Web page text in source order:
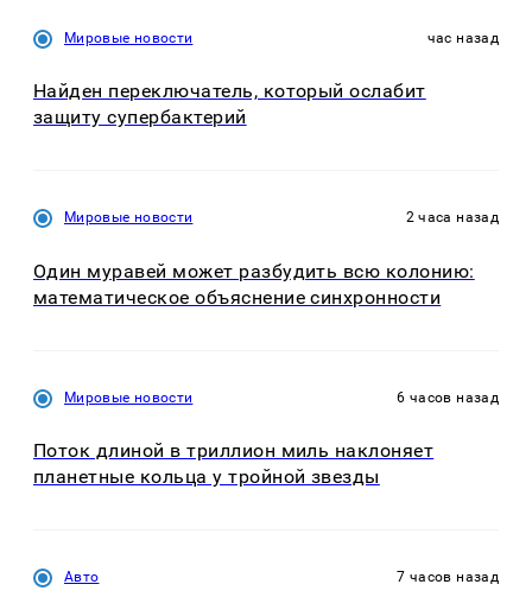
Мировые новости час назад
Найден переключатель, который ослабит
защиту супербактерий
Мировые новости 2 часа назад
Один муравей может разбудить всю колонию:
математическое объяснение синхронности
Мировые новости 6 часов назад
Поток длиной в триллион миль наклоняет
планетные кольца у тройной звезды
Авто 7 часов назад